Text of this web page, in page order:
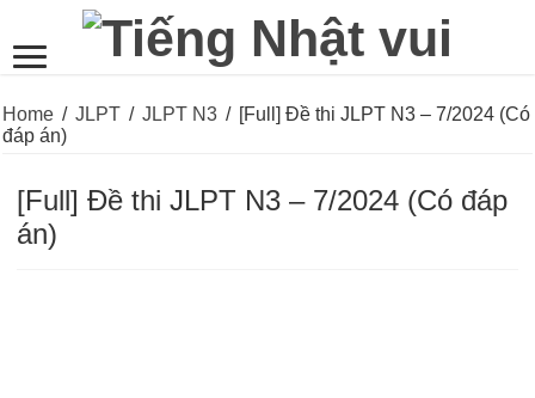
Home / JLPT / JLPT N3 / [Full] Đề thi JLPT N3 – 7/2024 (Có
đáp án)
[Full] Đề thi JLPT N3 – 7/2024 (Có đáp
án)